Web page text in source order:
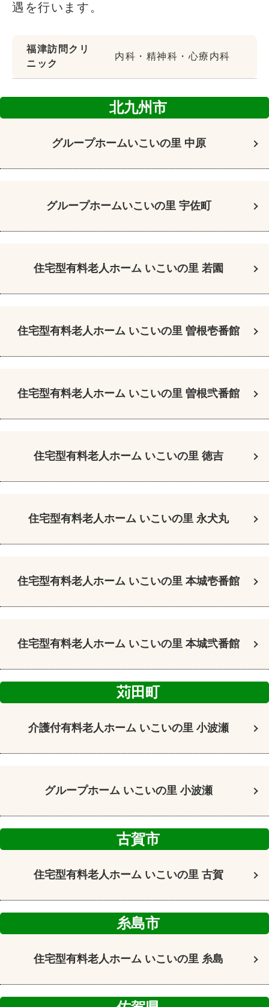
遇を行います。
福津訪問クリ
ニック
内科・精神科・心療内科
北九州市
グループホームいこいの里 中原
グループホームいこいの里 宇佐町
住宅型有料老人ホーム いこいの里 若園
住宅型有料老人ホーム いこいの里 曽根壱番館
住宅型有料老人ホーム いこいの里 曽根弐番館
住宅型有料老人ホーム いこいの里 徳吉
住宅型有料老人ホーム いこいの里 永犬丸
住宅型有料老人ホーム いこいの里 本城壱番館
住宅型有料老人ホーム いこいの里 本城弐番館
苅田町
介護付有料老人ホーム いこいの里 小波瀬
グループホーム いこいの里 小波瀬
古賀市
住宅型有料老人ホーム いこいの里 古賀
糸島市
住宅型有料老人ホーム いこいの里 糸島